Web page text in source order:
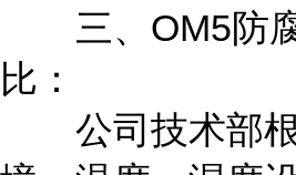
三、OM5防
比：
公司技术部根